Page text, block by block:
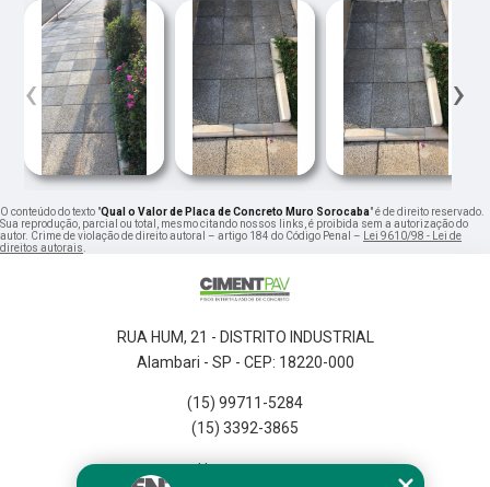
‹ ›
O conteúdo do texto "Qual o Valor de Placa de Concreto Muro Sorocaba" é de direito reservado.
Sua reprodução, parcial ou total, mesmo citando nossos links, é proibida sem a autorização do
autor. Crime de violação de direito autoral – artigo 184 do Código Penal –
Lei 9610/98 - Lei de
direitos autorais
RUA HUM, 21 - DISTRITO INDUSTRIAL
Alambari - SP - CEP: 18220-000
(15) 99711-5284
(15) 3392-3865
Home